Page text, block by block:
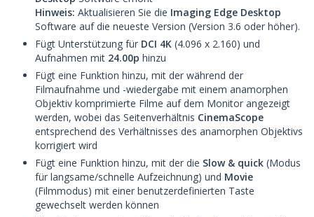
Hinweis: Aktualisieren Sie die Imaging Edge Desktop
Software auf die neueste Version (Version 3.6 oder höher).
Fügt Unterstützung für DCI 4K (4.096 x 2.160) und
Aufnahmen mit 24.00p hinzu
Fügt eine Funktion hinzu, mit der während der
Filmaufnahme und -wiedergabe mit einem anamorphen
Objektiv komprimierte Filme auf dem Monitor angezeigt
werden, wobei das Seitenverhältnis CinemaScope
entsprechend des Verhältnisses des anamorphen Objektivs
korrigiert wird
Fügt eine Funktion hinzu, mit der die Slow & quick (Modus
für langsame/schnelle Aufzeichnung) und Movie
(Filmmodus) mit einer benutzerdefinierten Taste
gewechselt werden können